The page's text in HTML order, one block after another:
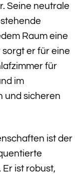
Seine neutrale
Raum eine
er für eine
für
im
und sicheren
ist der
ist robust,